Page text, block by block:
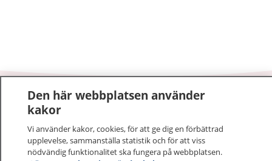
1177–tryggt om din hälsa och vård
På 1177.se får du råd om hälsa och information om
sjukdomar och vilka mottagningar du kan kontakta.
Den här webbplatsen använder
kakor
Vi använder kakor, cookies, för att ge dig en förbättrad
upplevelse, sammanställa statistik och för att viss
nödvändig funktionalitet ska fungera på webbplatsen.